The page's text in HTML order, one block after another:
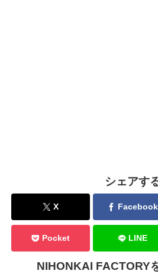
シェアす
X Facebook
Pocket LINE
NIHONKAI FACTORY